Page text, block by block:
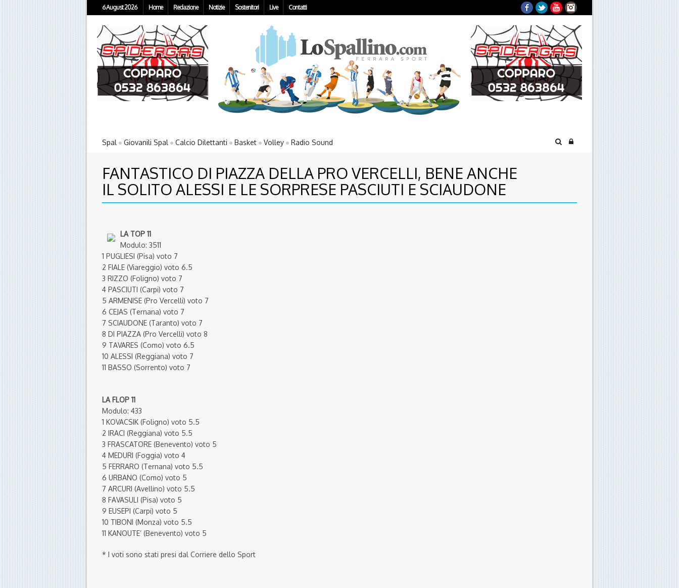
6 August 2026 Home Redazione Notizie Sostenitori Live Contatti Facebook
TwitterYouTubeInstagram
Spal Giovanili Spal Calcio Dilettanti Basket Volley Radio Sound
FANTASTICO DI PIAZZA DELLA PRO VERCELLI, BENE ANCHE
IL SOLITO ALESSI E LE SORPRESE PASCIUTI E SCIAUDONE
LA TOP 11
Modulo: 3511
1 PUGLIESI (Pisa) voto 7
2 FIALE (Viareggio) voto 6.5
3 RIZZO (Foligno) voto 7
4 PASCIUTI (Carpi) voto 7
5 ARMENISE (Pro Vercelli) voto 7
6 CEJAS (Ternana) voto 7
7 SCIAUDONE (Taranto) voto 7
8 DI PIAZZA (Pro Vercelli) voto 8
9 TAVARES (Como) voto 6.5
10 ALESSI (Reggiana) voto 7
11 BASSO (Sorrento) voto 7
LA FLOP 11
Modulo: 433
1 KOVACSIK (Foligno) voto 5.5
2 IRACI (Reggiana) voto 5.5
3 FRASCATORE (Benevento) voto 5
4 MEDURI (Foggia) voto 4
5 FERRARO (Ternana) voto 5.5
6 URBANO (Como) voto 5
7 ARCURI (Avellino) voto 5.5
8 FAVASULI (Pisa) voto 5
9 EUSEPI (Carpi) voto 5
10 TIBONI (Monza) voto 5.5
11 KANOUTE’ (Benevento) voto 5
* I voti sono stati presi dal Corriere dello Sport